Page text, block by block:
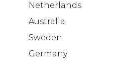
Netherlands
Australia
Sweden
Germany